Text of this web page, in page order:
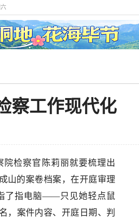
察工作现代化
检察官陈莉丽就要梳理出
山的案卷档案，在开庭审理
了指电脑——只见她轻点鼠
，案件内容、开庭日期、判